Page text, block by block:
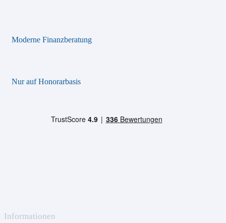
Moderne Finanzberatung
Nur auf Honorarbasis
Informationen